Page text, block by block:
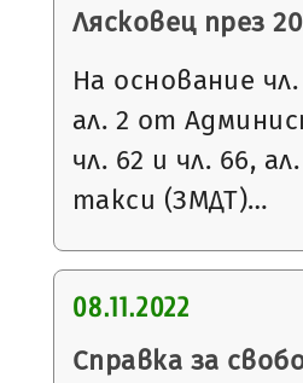
Лясковец през
На основание
ал. 2 от
чл. 62 и чл. 66,
такси (ЗМДТ)…
08.11.2022
Справка за